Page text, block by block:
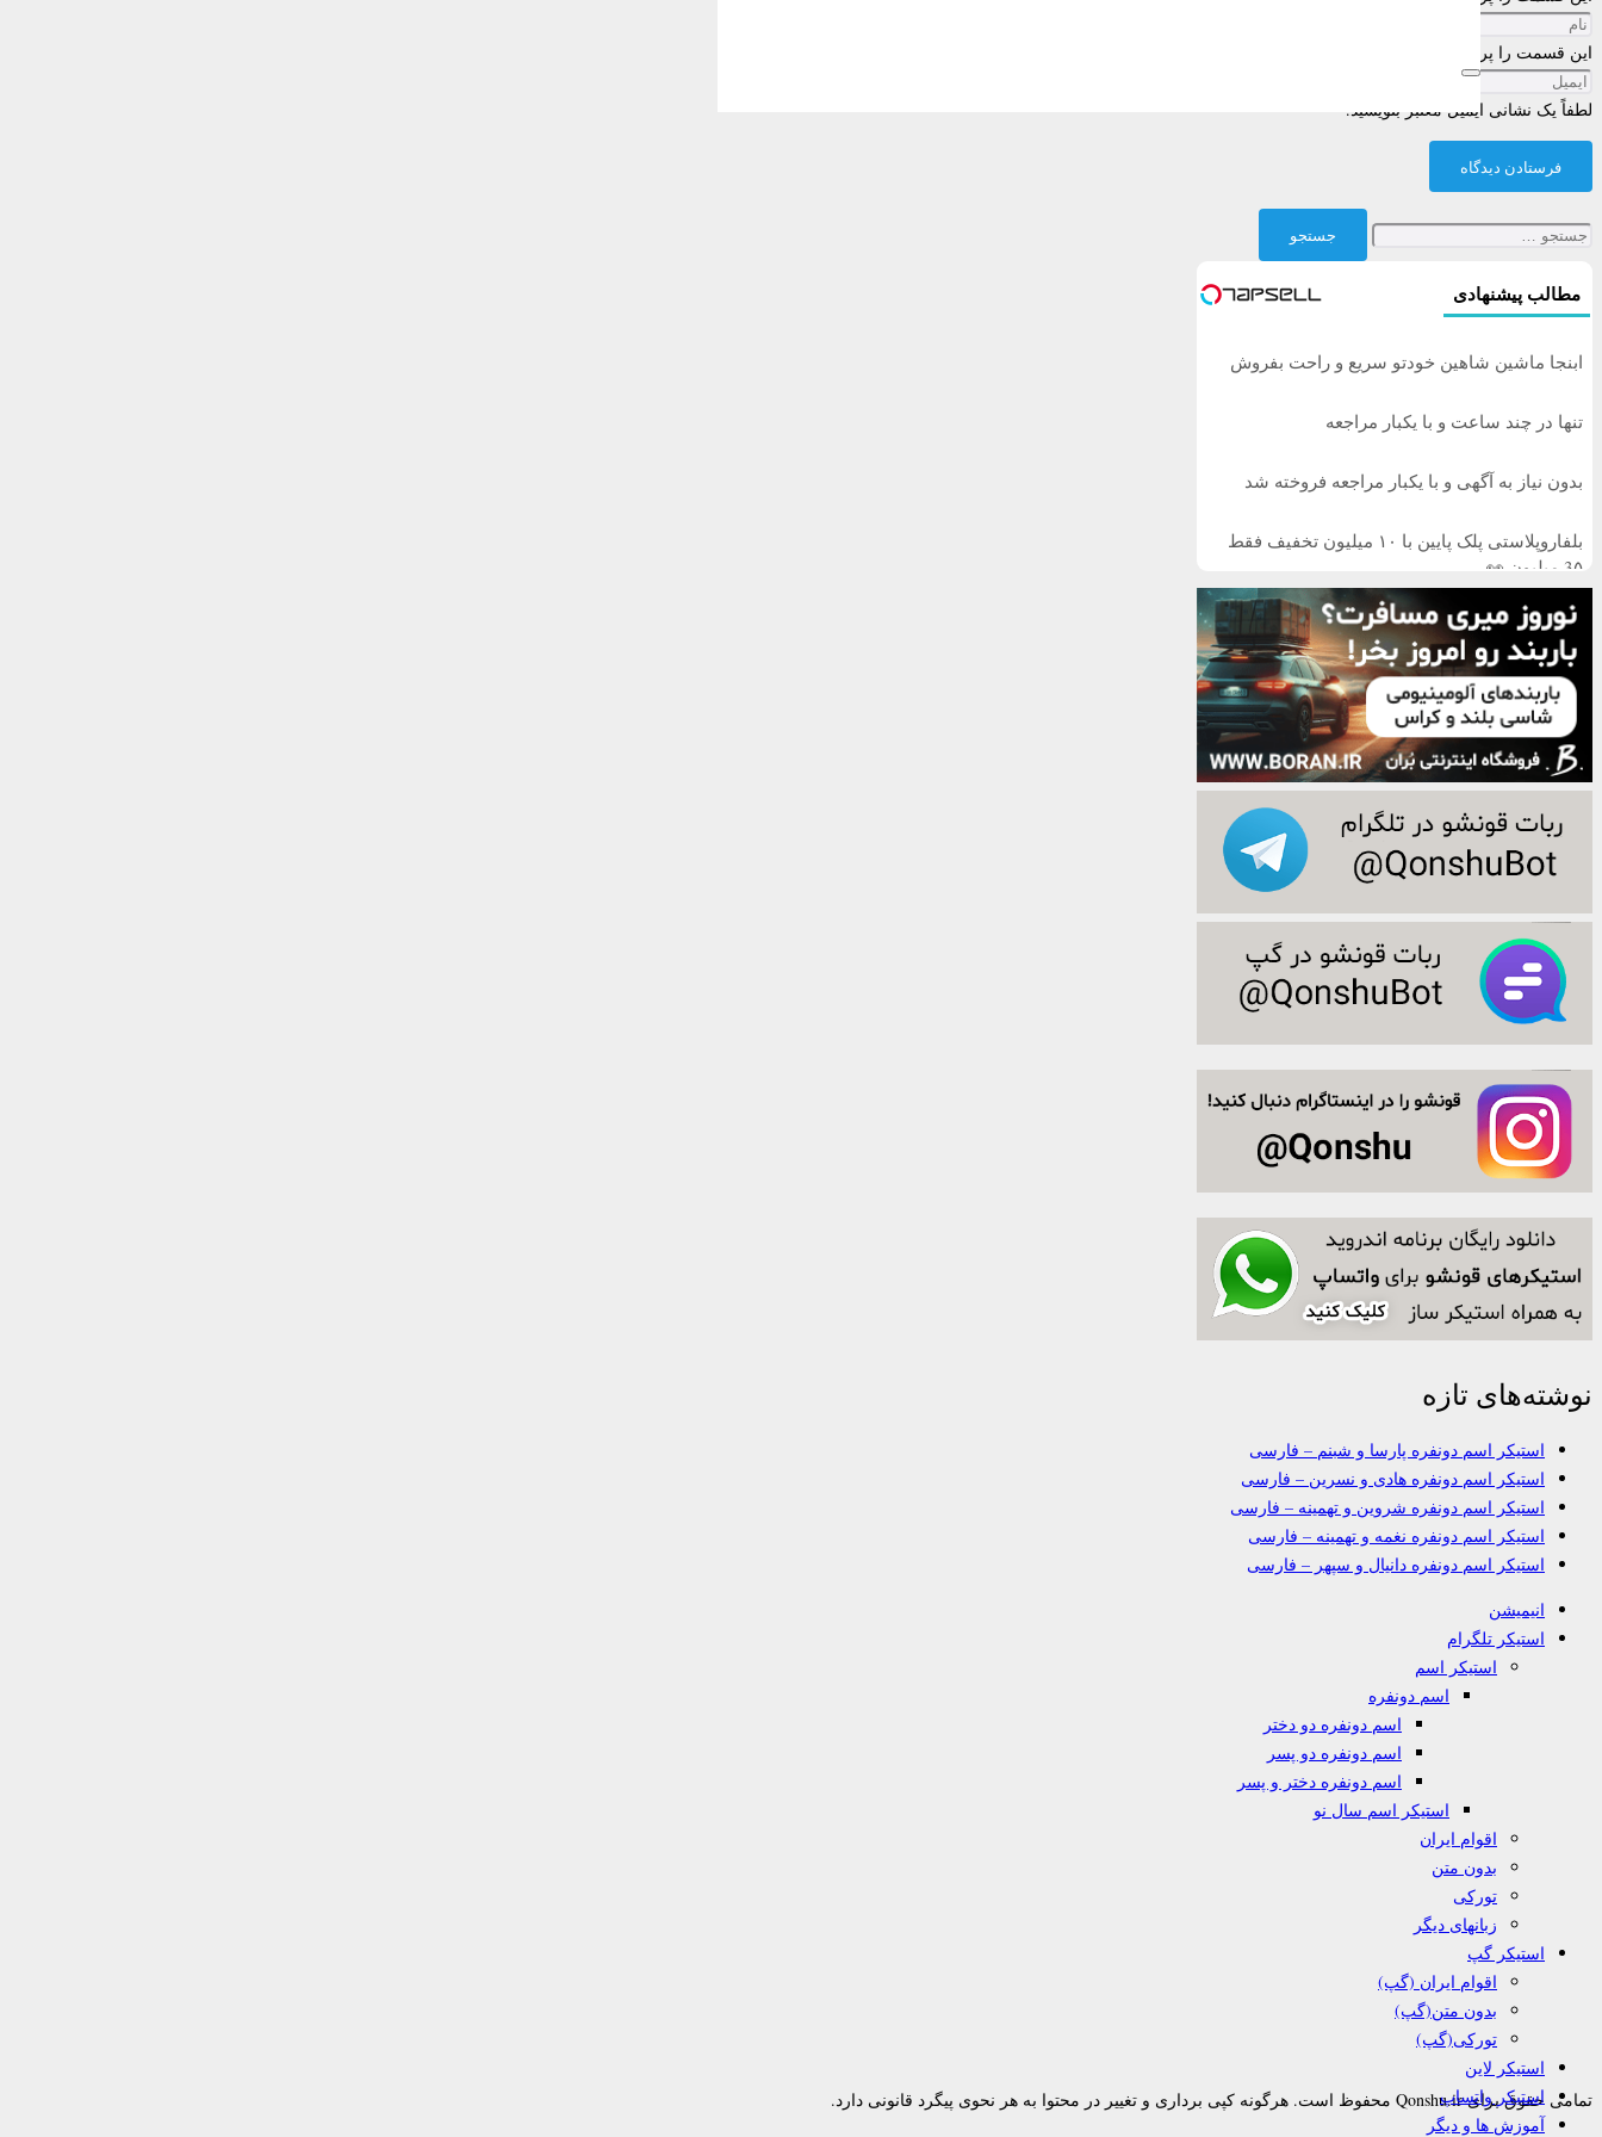
این قسمت را پر کنید
لطفاً یک نشانی ایمیل معتبر بنویسید.
فرستادن دیدگاه
جستجو
برای:
مطالب پیشنهادی
ابنجا ماشین شاهین خودتو سریع و راحت بفروش
تنها در چند ساعت و با یکبار مراجعه
بدون نیاز به آگهی و با یکبار مراجعه فروخته شد
بلفاروپلاستی پلک پایین با ۱۰ میلیون تخفیف فقط
3۵ میلیون 👀
نوشته‌های تازه
استیکر اسم دونفره پارسا و شبنم – فارسی
استیکر اسم دونفره هادی و نسرین – فارسی
استیکر اسم دونفره شروین و تهمینه – فارسی
استیکر اسم دونفره نغمه و تهمینه – فارسی
استیکر اسم دونفره دانیال و سپهر – فارسی
انیمیشن
استیکر تلگرام
استیکر اسم
اسم دونفره
اسم دونفره دو دختر
اسم دونفره دو پسر
اسم دونفره دختر و پسر
استیکر اسم سال نو
اقوام ایران
بدون متن
تورکی
زبانهای دیگر
استیکر گپ
اقوام ایران (گپ)
بدون متن(گپ)
تورکی(گپ)
استیکر لاین
استیکر واتساپ
آموزش ها و دیگر
تمامی حقوق برای Qonshu.ir محفوظ است. هرگونه کپی برداری و تغییر در محتوا به هر نحوی پیگرد قانونی دارد.